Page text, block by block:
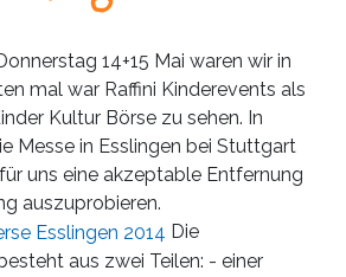
14+15 Mai waren wir in
mal war Raffini Kinderevents als
Kultur Börse zu sehen. In
Messe in Esslingen bei Stuttgart
uns eine akzeptable Entfernung
auszuprobieren.
Die
aus zwei Teilen: - einer